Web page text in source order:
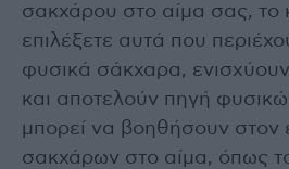
σακχάρου στο αίμα σας, το
επιλέξετε αυτά που
φυσικά σάκχαρα, ενισχύουν
και αποτελούν πηγή
μπορεί να βοηθήσουν στον
σακχάρων στο αίμα, όπως